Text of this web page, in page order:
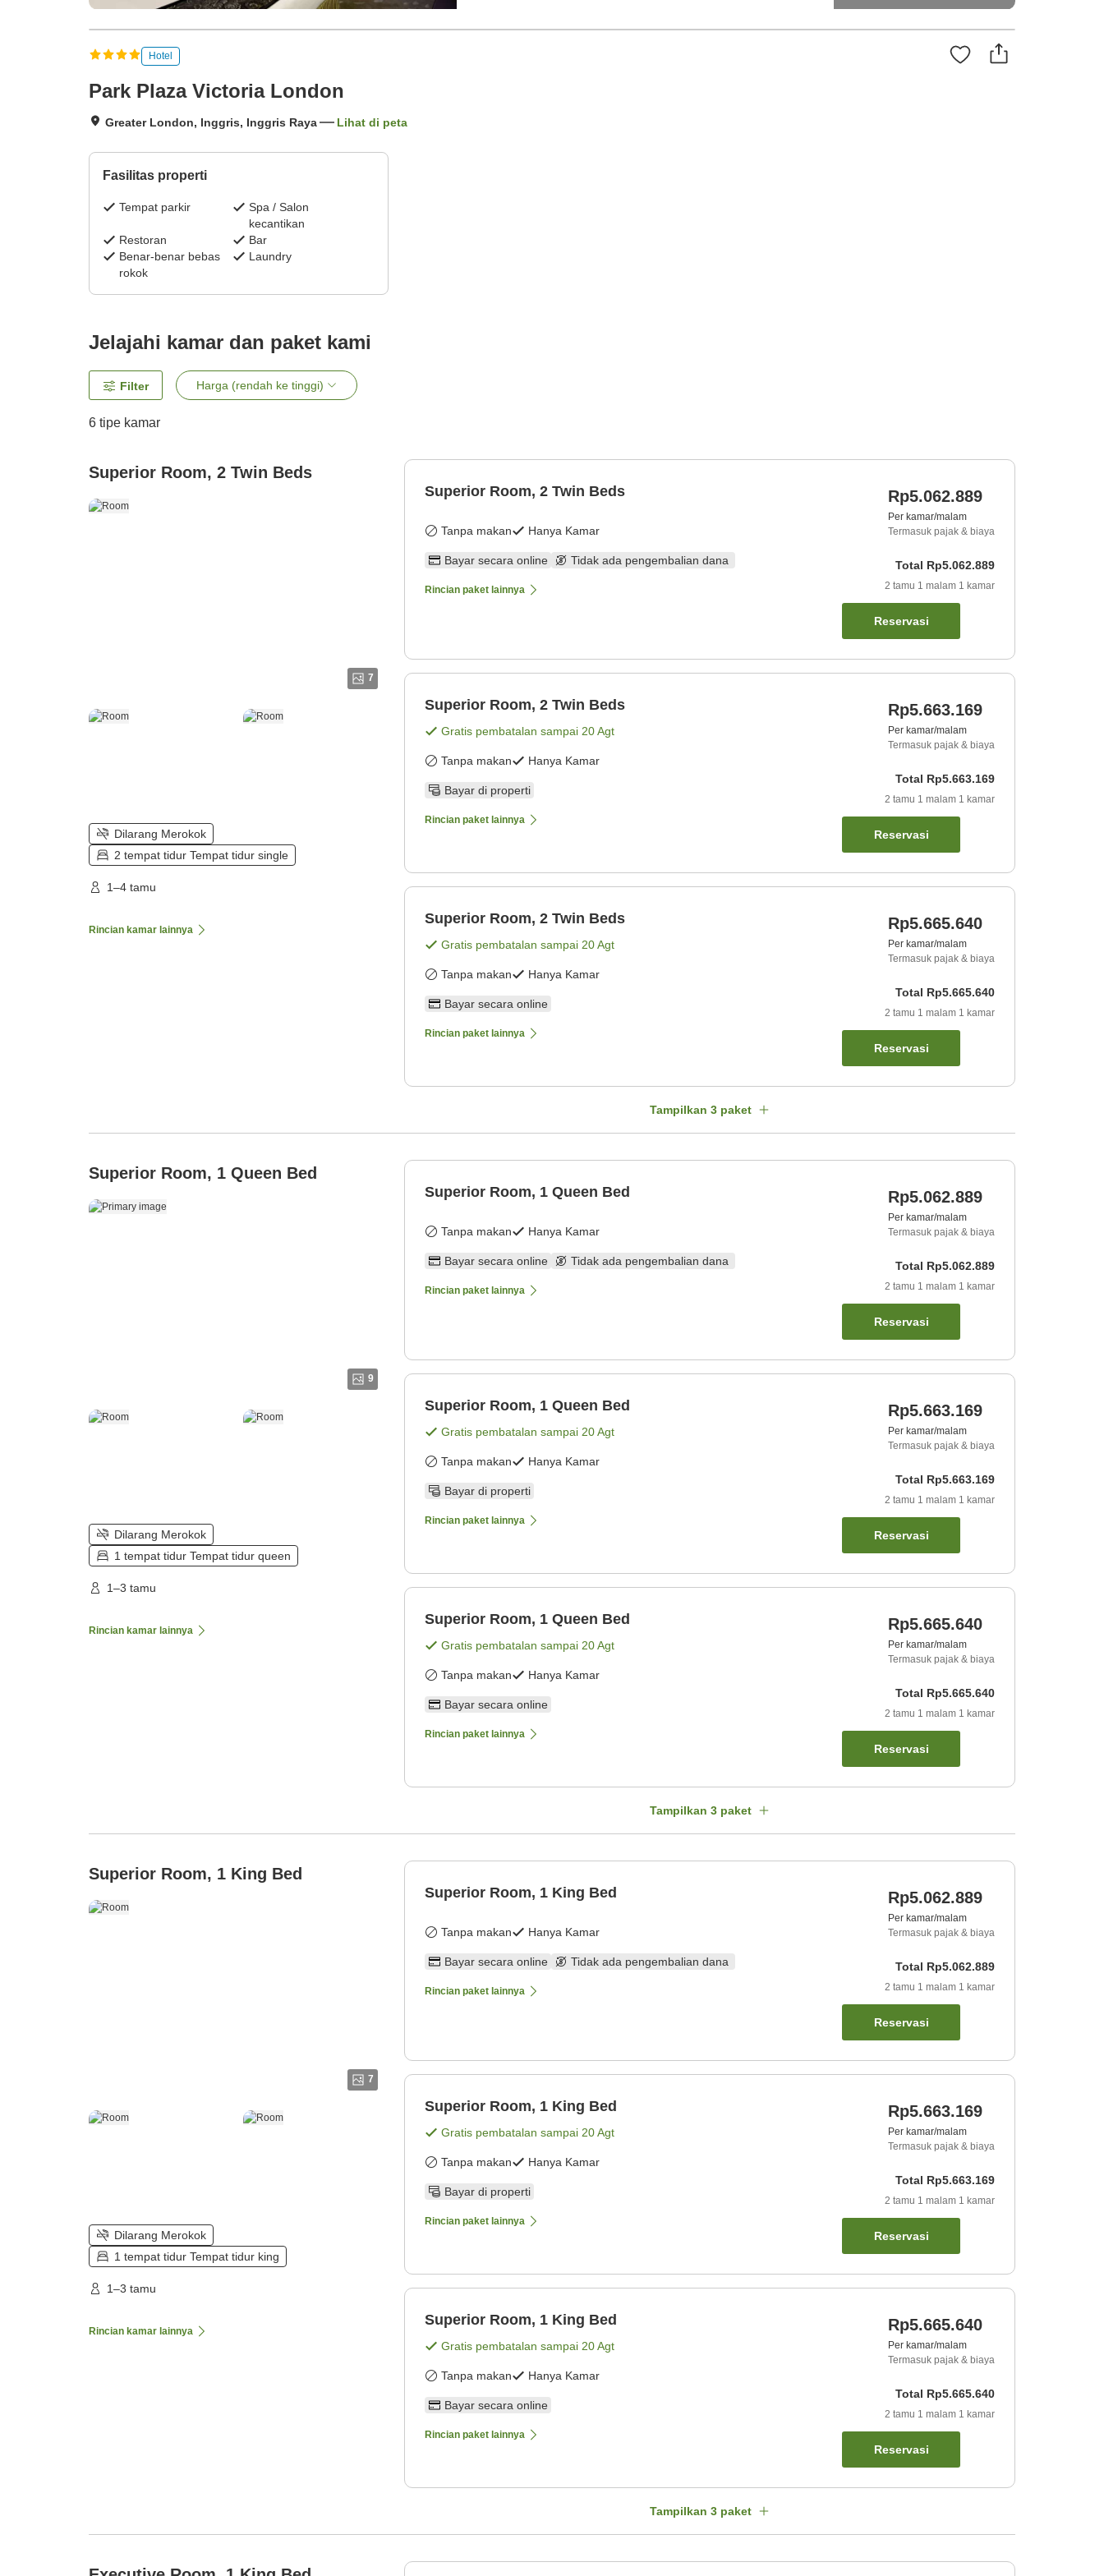
Hotel
Park Plaza Victoria London
Greater London, Inggris, Inggris Raya Lihat di peta
Fasilitas properti
Tempat parkir
Spa / Salon
kecantikan
Restoran
Bar
Benar-benar bebas
rokok
Laundry
Jelajahi kamar dan paket kami
Filter Harga (rendah ke tinggi)
6 tipe kamar
Superior Room, 2 Twin Beds
7
Dilarang Merokok
2 tempat tidur Tempat tidur single
1–4 tamu
Rincian kamar lainnya
Superior Room, 2 Twin Beds
Tanpa makan Hanya Kamar
Bayar secara online Tidak ada pengembalian dana
Rincian paket lainnya
Rp5.062.889
Per kamar/malam
Termasuk pajak & biaya
Total Rp5.062.889
2 tamu 1 malam 1 kamar
Reservasi
Superior Room, 2 Twin Beds
Gratis pembatalan sampai 20 Agt
Tanpa makan Hanya Kamar
Bayar di properti
Rincian paket lainnya
Rp5.663.169
Per kamar/malam
Termasuk pajak & biaya
Total Rp5.663.169
2 tamu 1 malam 1 kamar
Reservasi
Superior Room, 2 Twin Beds
Gratis pembatalan sampai 20 Agt
Tanpa makan Hanya Kamar
Bayar secara online
Rincian paket lainnya
Rp5.665.640
Per kamar/malam
Termasuk pajak & biaya
Total Rp5.665.640
2 tamu 1 malam 1 kamar
Reservasi
Tampilkan 3 paket
Superior Room, 1 Queen Bed
9
Dilarang Merokok
1 tempat tidur Tempat tidur queen
1–3 tamu
Rincian kamar lainnya
Superior Room, 1 Queen Bed
Tanpa makan Hanya Kamar
Bayar secara online Tidak ada pengembalian dana
Rincian paket lainnya
Rp5.062.889
Per kamar/malam
Termasuk pajak & biaya
Total Rp5.062.889
2 tamu 1 malam 1 kamar
Reservasi
Superior Room, 1 Queen Bed
Gratis pembatalan sampai 20 Agt
Tanpa makan Hanya Kamar
Bayar di properti
Rincian paket lainnya
Rp5.663.169
Per kamar/malam
Termasuk pajak & biaya
Total Rp5.663.169
2 tamu 1 malam 1 kamar
Reservasi
Superior Room, 1 Queen Bed
Gratis pembatalan sampai 20 Agt
Tanpa makan Hanya Kamar
Bayar secara online
Rincian paket lainnya
Rp5.665.640
Per kamar/malam
Termasuk pajak & biaya
Total Rp5.665.640
2 tamu 1 malam 1 kamar
Reservasi
Tampilkan 3 paket
Superior Room, 1 King Bed
7
Dilarang Merokok
1 tempat tidur Tempat tidur king
1–3 tamu
Rincian kamar lainnya
Superior Room, 1 King Bed
Tanpa makan Hanya Kamar
Bayar secara online Tidak ada pengembalian dana
Rincian paket lainnya
Rp5.062.889
Per kamar/malam
Termasuk pajak & biaya
Total Rp5.062.889
2 tamu 1 malam 1 kamar
Reservasi
Superior Room, 1 King Bed
Gratis pembatalan sampai 20 Agt
Tanpa makan Hanya Kamar
Bayar di properti
Rincian paket lainnya
Rp5.663.169
Per kamar/malam
Termasuk pajak & biaya
Total Rp5.663.169
2 tamu 1 malam 1 kamar
Reservasi
Superior Room, 1 King Bed
Gratis pembatalan sampai 20 Agt
Tanpa makan Hanya Kamar
Bayar secara online
Rincian paket lainnya
Rp5.665.640
Per kamar/malam
Termasuk pajak & biaya
Total Rp5.665.640
2 tamu 1 malam 1 kamar
Reservasi
Tampilkan 3 paket